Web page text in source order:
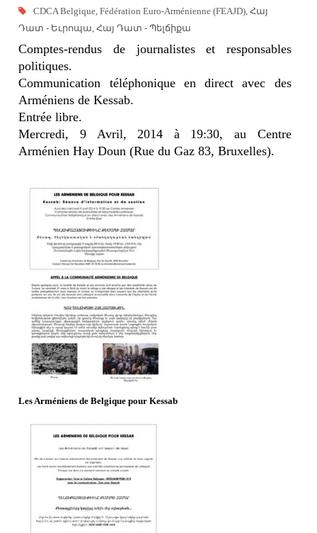
CDCA Belgique ,Fédération Euro-Arménienne (FEAJD) ,Հայ
Դատ - Եւրոպա ,Հայ Դատ - Պելճիքա
Comptes-rendus de journalistes et responsables
politiques.
Communication téléphonique en direct avec des
Arméniens de Kessab.
Entrée libre.
Mercredi, 9 Avril, 2014 à 19:30, au Centre
Arménien Hay Doun (Rue du Gaz 83, Bruxelles).
Les Arméniens de Belgique pour Kessab